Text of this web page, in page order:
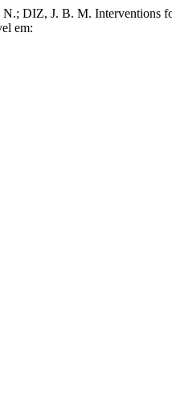
J. B. M. Interventions for
em: